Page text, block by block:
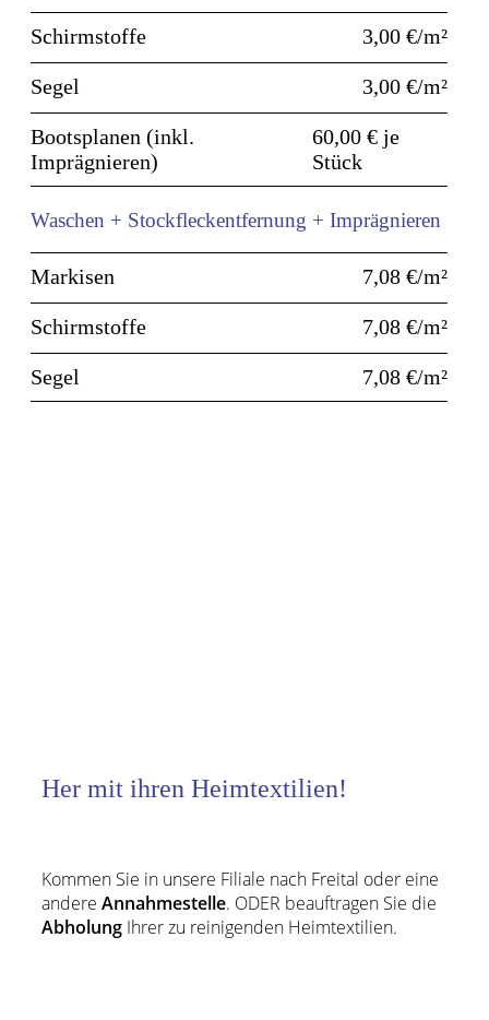
Schirm­stoffe 3,00 €/m²
Segel 3,00 €/m²
Boots­planen (inkl.
Imprägnieren)
60,00 € je
Stück
Waschen + Stockfleckentfernung + Imprägnieren
Markisen 7,08 €/m²
Schirm­stoffe 7,08 €/m²
Segel 7,08 €/m²
Her mit ihren Heimtextilien!
Kommen Sie in unsere Filiale nach Freital oder eine
andere Annahmestelle. ODER beauftragen Sie die
Abholung Ihrer zu reinigenden Heimtextilien.